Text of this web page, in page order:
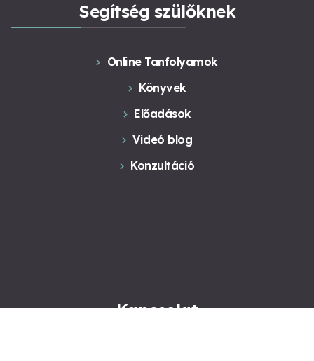
Segítség szülőknek
Online Tanfolyamok
Könyvek
Előadások
Videó blog
Konzultáció
Kapcsolat